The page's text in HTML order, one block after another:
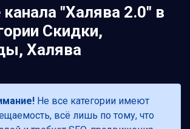
"Халява 2.0" в
Скидки,
Халява
Не все категории имеют
всё лишь по тому, что